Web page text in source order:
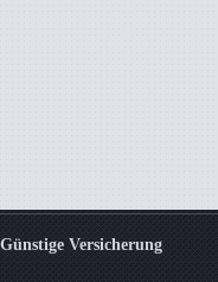
Günstige Versicherung